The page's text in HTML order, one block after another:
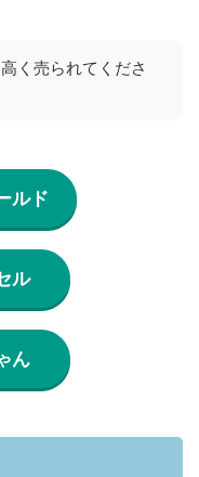
く売られてくださ
ルド
ル
ん